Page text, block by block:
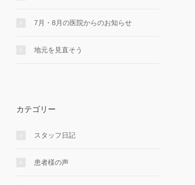
7月・8月の医院からのお知らせ
地元を見直そう
カテゴリー
スタッフ日記
患者様の声